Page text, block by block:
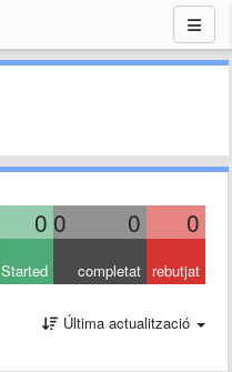
0 0 0 0
Started completat rebutjat
Última actualització